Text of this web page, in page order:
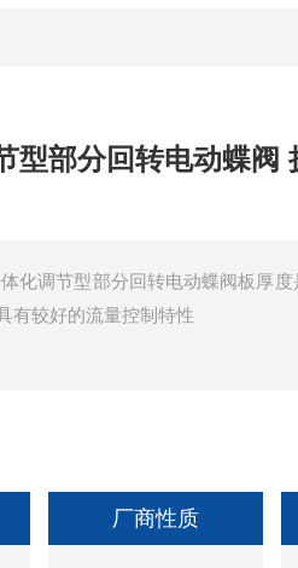
型部分回转电动蝶阀
化调节型部分回转电动蝶阀板厚
有较好的流量控制特性
厂商性质